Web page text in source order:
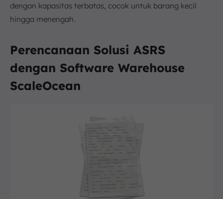
dengan kapasitas terbatas, cocok untuk barang kecil
hingga menengah.
Perencanaan Solusi ASRS
dengan Software Warehouse
ScaleOcean